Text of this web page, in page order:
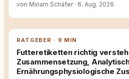
von Miriam Schäfer · 6. Aug. 2026
RATGEBER · 9 MIN
Futteretiketten richtig
Zusammensetzung,
Ernährungsphysiologische